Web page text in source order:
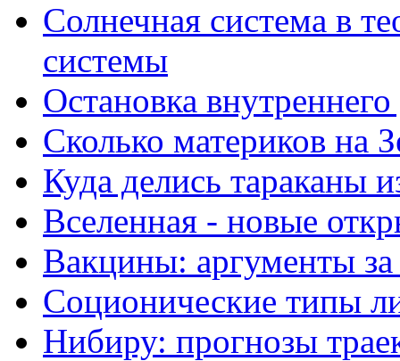
Солнечная система в
системы
Остановка внутреннего
Сколько материков на
Куда делись тараканы
Вселенная - новые
Вакцины: аргументы
Соционические типы
Нибиру: прогнозы